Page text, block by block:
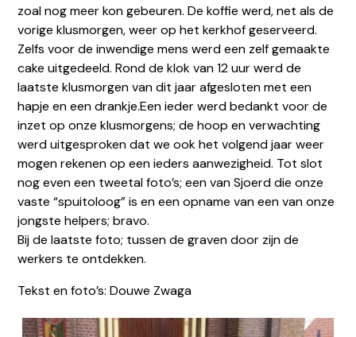
zoal nog meer kon gebeuren. De koffie werd, net als de
vorige klusmorgen, weer op het kerkhof geserveerd.
Zelfs voor de inwendige mens werd een zelf gemaakte
cake uitgedeeld. Rond de klok van 12 uur werd de
laatste klusmorgen van dit jaar afgesloten met een
hapje en een drankje.Een ieder werd bedankt voor de
inzet op onze klusmorgens; de hoop en verwachting
werd uitgesproken dat we ook het volgend jaar weer
mogen rekenen op een ieders aanwezigheid. Tot slot
nog even een tweetal foto’s; een van Sjoerd die onze
vaste “spuitoloog” is en een opname van een van onze
jongste helpers; bravo.
Bij de laatste foto; tussen de graven door zijn de
werkers te ontdekken.
Tekst en foto’s: Douwe Zwaga